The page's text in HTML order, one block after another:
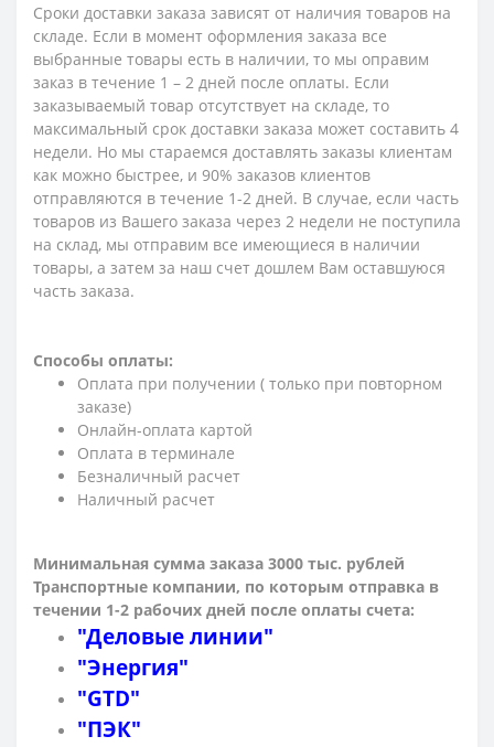
Сроки доставки заказа зависят от наличия товаров на
складе. Если в момент оформления заказа все
выбранные товары есть в наличии, то мы оправим
заказ в течение 1 – 2 дней после оплаты. Если
заказываемый товар отсутствует на складе, то
максимальный срок доставки заказа может составить 4
недели. Но мы стараемся доставлять заказы клиентам
как можно быстрее, и 90% заказов клиентов
отправляются в течение 1-2 дней. В случае, если часть
товаров из Вашего заказа через 2 недели не поступила
на склад, мы отправим все имеющиеся в наличии
товары, а затем за наш счет дошлем Вам оставшуюся
часть заказа.
Способы оплаты:
Оплата при получении ( только при повторном
заказе)
Онлайн-оплата картой
Оплата в терминале
Безналичный расчет
Наличный расчет
Минимальная сумма заказа 3000 тыс. рублей
Транспортные компании, по которым отправка в
течении 1-2 рабочих дней после оплаты счета:
"Деловые линии"
"Энергия"
"GTD"
"ПЭК"